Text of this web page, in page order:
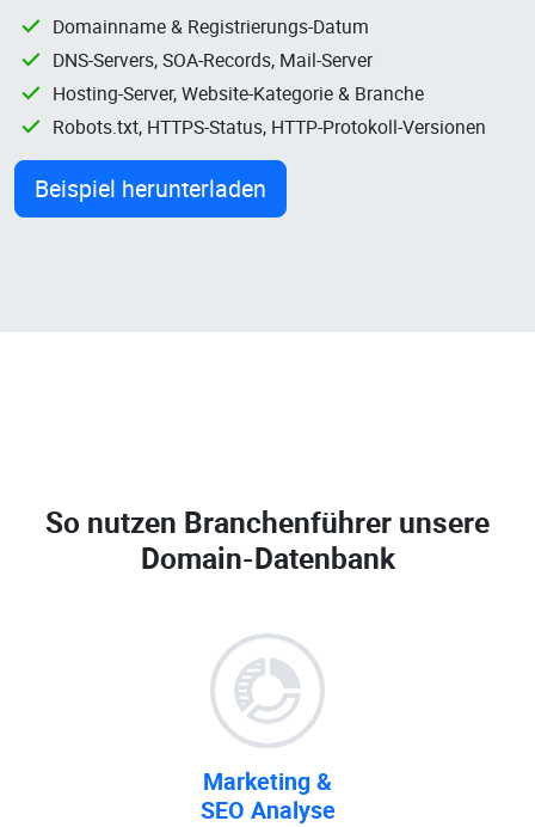
Domainname & Registrierungs-Datum
DNS-Servers, SOA-Records, Mail-Server
Hosting-Server, Website-Kategorie & Branche
Robots.txt, HTTPS-Status, HTTP-Protokoll-Versionen
Beispiel herunterladen
So nutzen Branchenführer unsere
Domain-Datenbank
Marketing &
SEO Analyse